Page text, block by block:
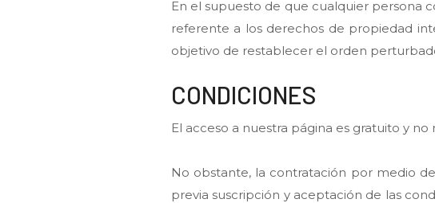
En el supuesto de que cualquier persona
referente a los derechos de propiedad
objetivo de restablecer el orden
CONDICIONES
El acceso a nuestra página es gratuito y
No obstante, la contratación por medio
previa suscripción y aceptación de las